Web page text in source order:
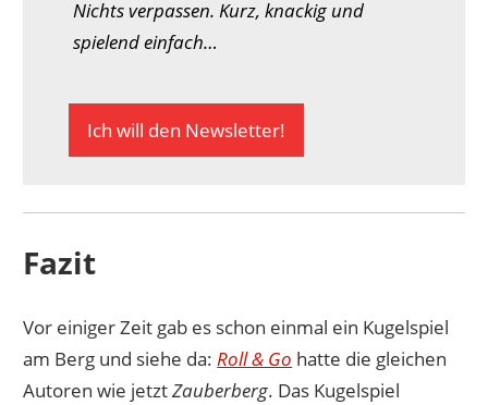
Nichts verpassen. Kurz, knackig und
spielend einfach…
Ich will den Newsletter!
Fazit
Vor einiger Zeit gab es schon einmal ein Kugelspiel
am Berg und siehe da:Roll & Go hatte die gleichen
Autoren wie jetztZauberberg. Das Kugelspiel